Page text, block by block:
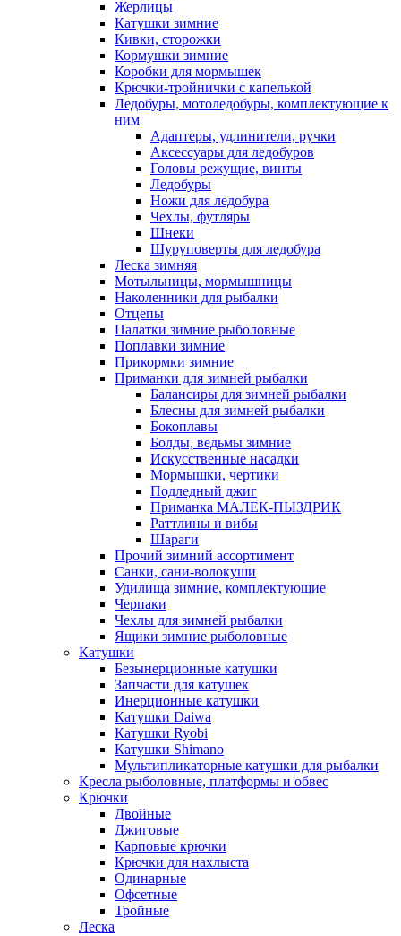
Жерлицы
Катушки зимние
Кивки, сторожки
Кормушки зимние
Коробки для мормышек
Крючки-тройнички с капелькой
Ледобуры, мотоледобуры, комплектующие к
ним
Адаптеры, удлинители, ручки
Аксессуары для ледобуров
Головы режущие, винты
Ледобуры
Ножи для ледобура
Чехлы, футляры
Шнеки
Шуруповерты для ледобура
Леска зимняя
Мотыльницы, мормышницы
Наколенники для рыбалки
Отцепы
Палатки зимние рыболовные
Поплавки зимние
Прикормки зимние
Приманки для зимней рыбалки
Балансиры для зимней рыбалки
Блесны для зимней рыбалки
Бокоплавы
Болды, ведьмы зимние
Искусственные насадки
Мормышки, чертики
Подледный джиг
Приманка МАЛЕК-ПЫЗДРИК
Раттлины и вибы
Шараги
Прочий зимний ассортимент
Санки, сани-волокуши
Удилища зимние, комплектующие
Черпаки
Чехлы для зимней рыбалки
Ящики зимние рыболовные
Катушки
Безынерционные катушки
Запчасти для катушек
Инерционные катушки
Катушки Daiwa
Катушки Ryobi
Катушки Shimano
Мультипликаторные катушки для рыбалки
Кресла рыболовные, платформы и обвес
Крючки
Двойные
Джиговые
Карповые крючки
Крючки для нахлыста
Одинарные
Офсетные
Тройные
Леска